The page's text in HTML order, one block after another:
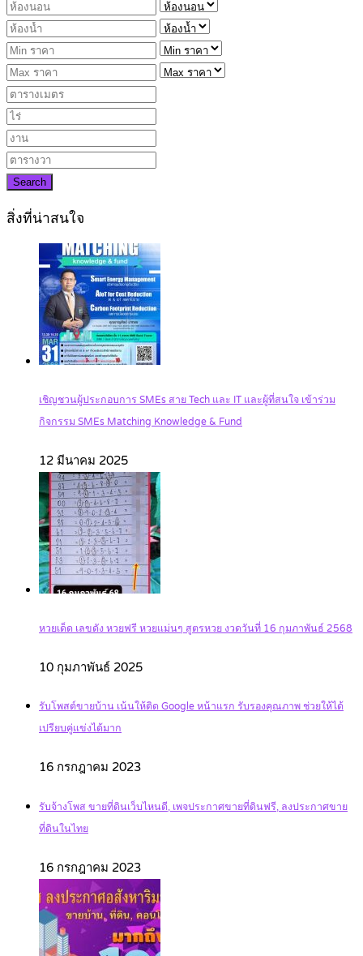
Search
สิ่งที่น่าสนใจ
เชิญชวนผู้ประกอบการ SMEs สาย Tech และ IT และผู้ที่สนใจ เข้าร่วม
กิจกรรม SMEs Matching Knowledge & Fund
12 มีนาคม 2025
หวยเด็ด เลขดัง หวยฟรี หวยแม่นๆ สูตรหวย งวดวันที่ 16 กุมภาพันธ์ 2568
10 กุมภาพันธ์ 2025
รับโพสต์ขายบ้าน เน้นให้ติด Google หน้าแรก รับรองคุณภาพ ช่วยให้ได้
เปรียบคู่แข่งได้มาก
16 กรกฎาคม 2023
รับจ้างโพส ขายที่ดินเว็บไหนดี, เพจประกาศขายที่ดินฟรี, ลงประกาศขาย
ที่ดินในไทย
16 กรกฎาคม 2023